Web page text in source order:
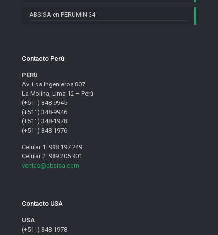
ABSISA en PERUMIN 34
Contacto Perú
PERÚ
Av. Los Ingenieros 807
La Molina, Lima 12 – Perú
(+511) 348-9945
(+511) 348-9946
(+511) 348-1978
(+511) 348-1976
Celular 1: 998 197 249
Celular 2: 989 205 901
ventas@absisa.com
Contacto USA
USA
(+511) 348-1978